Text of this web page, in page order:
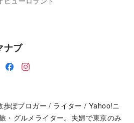
ナブ
ぽブロガー / ライター / Yahoo!ニ
・グルメライター。夫婦で東京のみ